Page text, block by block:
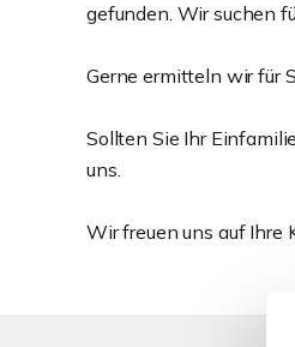
gefunden. Wir suchen
Gerne ermitteln wir für
Sollten Sie Ihr
uns.
Wir freuen uns auf Ihre